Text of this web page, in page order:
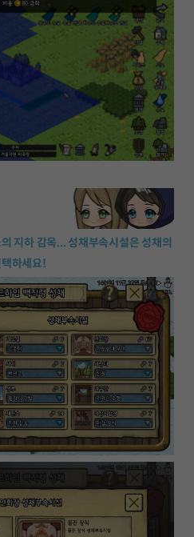
지하 감옥... 성채부속시설은 성채의
하세요!